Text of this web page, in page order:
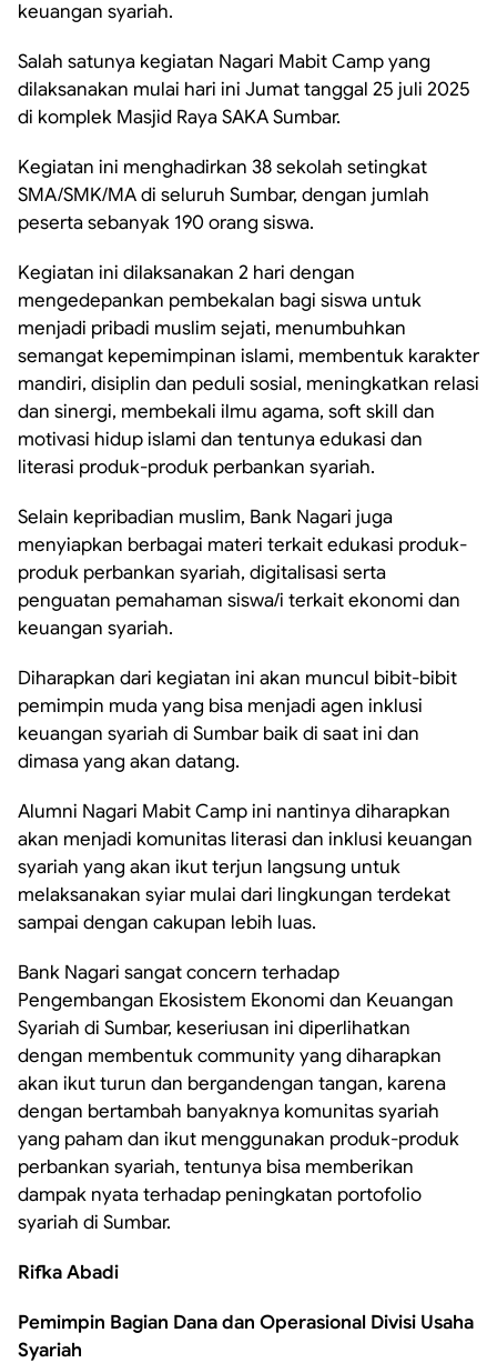
keuangan syariah.
Salah satunya kegiatan Nagari Mabit Camp yang
dilaksanakan mulai hari ini Jumat tanggal 25 juli 2025
di komplek Masjid Raya SAKA Sumbar.
Kegiatan ini menghadirkan 38 sekolah setingkat
SMA/SMK/MA di seluruh Sumbar, dengan jumlah
peserta sebanyak 190 orang siswa.
Kegiatan ini dilaksanakan 2 hari dengan
mengedepankan pembekalan bagi siswa untuk
menjadi pribadi muslim sejati, menumbuhkan
semangat kepemimpinan islami, membentuk karakter
mandiri, disiplin dan peduli sosial, meningkatkan relasi
dan sinergi, membekali ilmu agama, soft skill dan
motivasi hidup islami dan tentunya edukasi dan
literasi produk-produk perbankan syariah.
Selain kepribadian muslim, Bank Nagari juga
menyiapkan berbagai materi terkait edukasi produk-
produk perbankan syariah, digitalisasi serta
penguatan pemahaman siswa/i terkait ekonomi dan
keuangan syariah.
Diharapkan dari kegiatan ini akan muncul bibit-bibit
pemimpin muda yang bisa menjadi agen inklusi
keuangan syariah di Sumbar baik di saat ini dan
dimasa yang akan datang.
Alumni Nagari Mabit Camp ini nantinya diharapkan
akan menjadi komunitas literasi dan inklusi keuangan
syariah yang akan ikut terjun langsung untuk
melaksanakan syiar mulai dari lingkungan terdekat
sampai dengan cakupan lebih luas.
Bank Nagari sangat concern terhadap
Pengembangan Ekosistem Ekonomi dan Keuangan
Syariah di Sumbar, keseriusan ini diperlihatkan
dengan membentuk community yang diharapkan
akan ikut turun dan bergandengan tangan, karena
dengan bertambah banyaknya komunitas syariah
yang paham dan ikut menggunakan produk-produk
perbankan syariah, tentunya bisa memberikan
dampak nyata terhadap peningkatan portofolio
syariah di Sumbar.
Rifka Abadi
Pemimpin Bagian Dana dan Operasional Divisi Usaha
Syariah